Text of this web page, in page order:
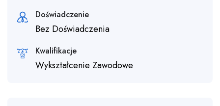
Doświadczenie
Bez Doświadczenia
Kwalifikacje
Wykształcenie Zawodowe